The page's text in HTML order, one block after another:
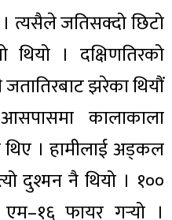
त्यसैले जतिसक्दो छिटो
। दक्षिणतिरको
जतातिरबाट झरेका थियौं
कालाकाला
थिए । हामीलाई अड्कल
दुश्मन नै थियो । १००
एम–१६ फायर गर्‍यो ।